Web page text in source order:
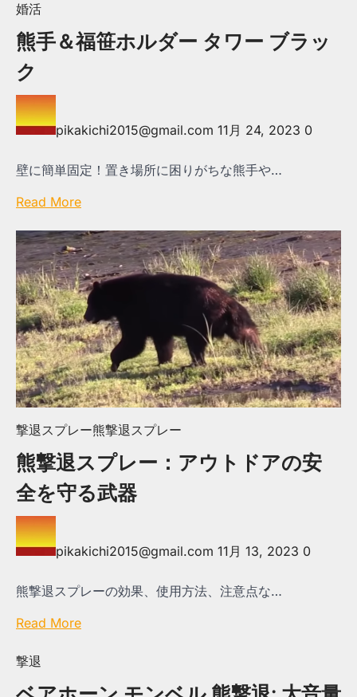
婚活
熊手＆福笹ホルダー タワー ブラッ
ク
pikakichi2015@gmail.com 11月 24, 2023 0
壁に簡単固定！置き場所に困りがちな熊手や…
Read More
撃退スプレー熊撃退スプレー
熊撃退スプレー：アウトドアの安
全を守る武器
pikakichi2015@gmail.com 11月 13, 2023 0
熊撃退スプレーの効果、使用方法、注意点な…
Read More
撃退